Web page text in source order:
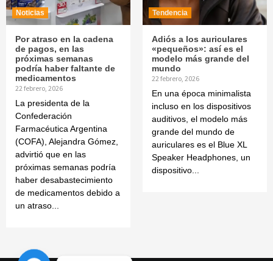
Noticias
Por atraso en la cadena
de pagos, en las
próximas semanas
podría haber faltante de
medicamentos
22 febrero, 2026
La presidenta de la
Confederación
Farmacéutica Argentina
(COFA), Alejandra Gómez,
advirtió que en las
próximas semanas podría
haber desabastecimiento
de medicamentos debido a
un atraso...
Tendencia
Adiós a los auriculares
«pequeños»: así es el
modelo más grande del
mundo
22 febrero, 2026
En una época minimalista
incluso en los dispositivos
auditivos, el modelo más
grande del mundo de
auriculares es el Blue XL
Speaker Headphones, un
dispositivo...